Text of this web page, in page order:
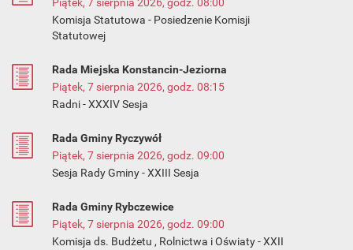
Komisja Statutowa - Posiedzenie Komisji
Statutowej
Rada Miejska Konstancin-Jeziorna
Piątek, 7 sierpnia 2026, godz. 08:15
Radni - XXXIV Sesja
Rada Gminy Ryczywół
Piątek, 7 sierpnia 2026, godz. 09:00
Sesja Rady Gminy - XXIII Sesja
Rada Gminy Rybczewice
Piątek, 7 sierpnia 2026, godz. 09:00
Komisja ds. Budżetu , Rolnictwa i Oświaty - XXII